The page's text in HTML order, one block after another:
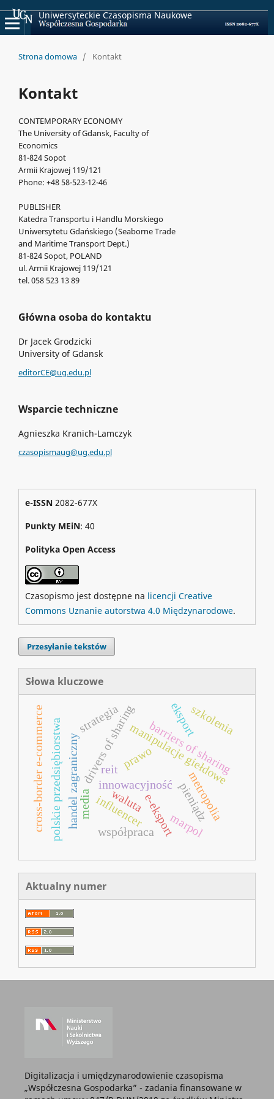
Uniwersyteckie Czasopisma Naukowe
Strona domowa / Kontakt
Kontakt
CONTEMPORARY ECONOMY
The University of Gdansk, Faculty of
Economics
81-824 Sopot
Armii Krajowej 119/121
Phone: +48 58-523-12-46
PUBLISHER
Katedra Transportu i Handlu Morskiego
Uniwersytetu Gdańskiego (Seaborne Trade
and Maritime Transport Dept.)
81-824 Sopot, POLAND
ul. Armii Krajowej 119/121
tel. 058 523 13 89
Główna osoba do kontaktu
Dr Jacek Grodzicki
University of Gdansk
editorCE@ug.edu.pl
Wsparcie techniczne
Agnieszka Kranich-Lamczyk
czasopismaug@ug.edu.pl
e-ISSN2082-677X
Punkty MEiN: 40
Polityka Open Access
Czasopismo jest dostępne na licencji Creative
Commons Uznanie autorstwa 4.0 Międzynarodowe.
Przesyłanie tekstów
Słowa kluczowe
prawo
innowacyjność
manipulacje giełdowe
drivers of sharing barriers of sharing
handel zagraniczny
polskie przedsiębiorstwa eksport
e-eksport
cross-border e-commerce waluta pieniądz
media influencer
reit
współpraca
metropolia
strategia szkolenia
marpol
Aktualny numer
Digitalizacja i umiędzynarodowienie czasopisma
„Współczesna Gospodarka” - zadania finansowane w